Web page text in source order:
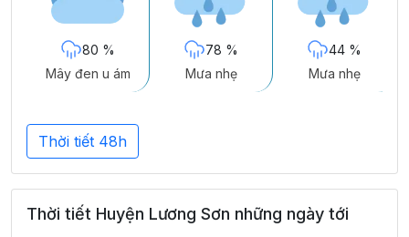
80 %
Mây đen u ám
78 %
Mưa nhẹ
44 %
Mưa nhẹ
Thời tiết 48h
Thời tiết Huyện Lương Sơn những ngày tới